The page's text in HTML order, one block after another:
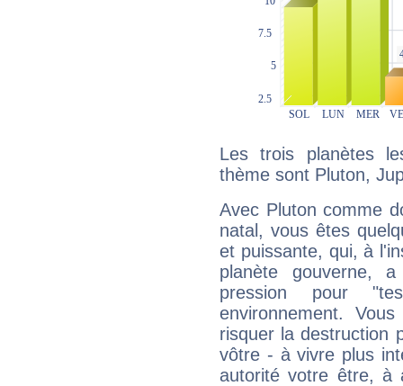
Les trois planètes
thème sont Pluton,
Avec Pluton comme
natal, vous êtes
et puissante, qui, à
planète gouverne,
pression pour
environnement.
risquer la destruction
vôtre - à vivre plus
autorité votre être, à